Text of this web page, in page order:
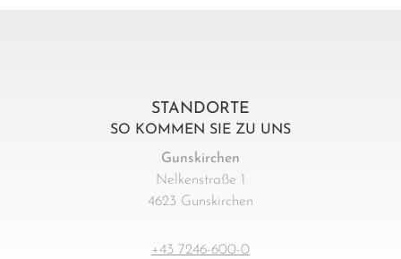
STANDORTE
SO KOMMEN SIE ZU UNS
Gunskirchen
Nelkenstraße 1
4623 Gunskirchen
+43 7246-600-0